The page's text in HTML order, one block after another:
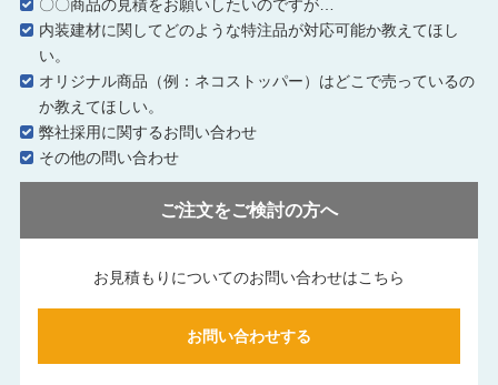
〇〇商品の見積をお願いしたいのですが…
内装建材に関してどのような特注品が対応可能か教えてほし
い。
オリジナル商品（例：ネコストッパー）はどこで売っているの
か教えてほしい。
弊社採用に関するお問い合わせ
その他の問い合わせ
ご注文をご検討の方へ
お見積もりについてのお問い合わせはこちら
お問い合わせする